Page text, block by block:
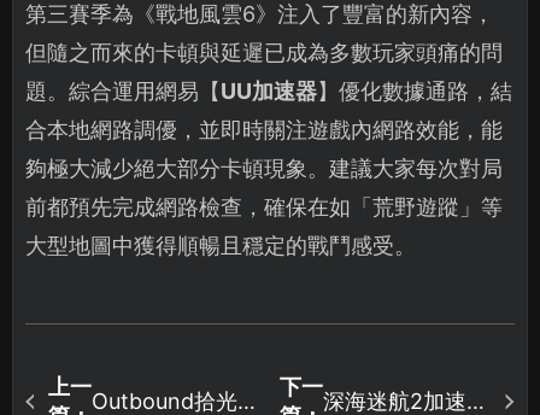
第三賽季為《戰地風雲6》注入了豐富的新內容，
但隨之而來的卡頓與延遲已成為多數玩家頭痛的問
題。綜合運用網易【UU加速器】優化數據通路，結
合本地網路調優，並即時關注遊戲內網路效能，能
夠極大減少絕大部分卡頓現象。建議大家每次對局
前都預先完成網路檢查，確保在如「荒野遊蹤」等
大型地圖中獲得順暢且穩定的戰鬥感受。
上一
Outbound拾光旅
下一
深海迷航2加速器